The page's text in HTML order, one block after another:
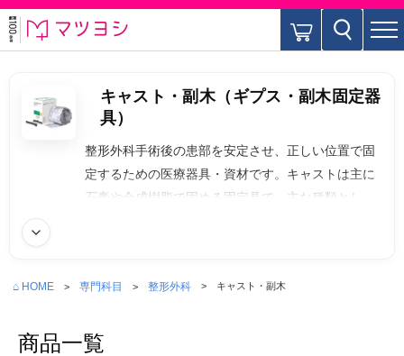
キャスト・副木（ギプス・副木固定器
具）
整形外科手術後の患部を安定させ、正しい位置で固
定するための医療器具・資材です。キャストは主に
石膏や合成樹脂で固める固定具で、主な種類として
どがあります。
続きを読む
⌂ HOME 専門科目 整形外科 キャスト・副木
商品一覧